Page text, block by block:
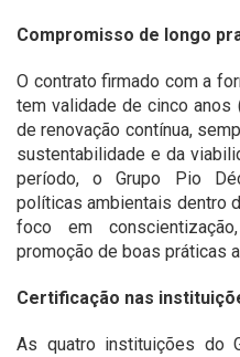
Compromisso de longo
O contrato firmado com a
tem validade de cinco anos
de renovação contínua,
sustentabilidade e da
período, o Grupo Pio
políticas ambientais dentro
foco em
promoção de boas práticas
Certificação nas
As quatro instituições do